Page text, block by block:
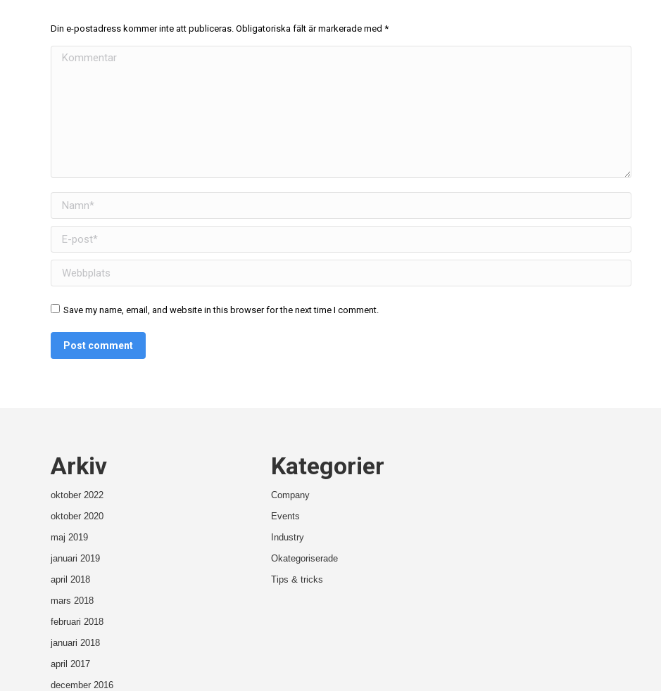
Din e-postadress kommer inte att publiceras. Obligatoriska fält är markerade med *
Kommentar
Namn *
E-post *
Webbplats
Save my name, email, and website in this browser for the next time I comment.
Post comment
Arkiv
oktober 2022
oktober 2020
maj 2019
januari 2019
april 2018
mars 2018
februari 2018
januari 2018
april 2017
december 2016
Kategorier
Company
Events
Industry
Okategoriserade
Tips & tricks